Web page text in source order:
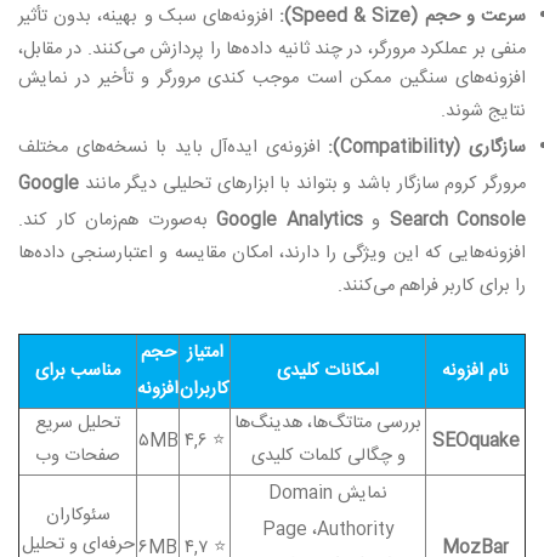
سرعت و حجم (Speed & Size):
افزونه‌های سبک و بهینه، بدون تأثیر
منفی بر عملکرد مرورگر، در چند ثانیه داده‌ها را پردازش می‌کنند. در مقابل،
افزونه‌های سنگین ممکن است موجب کندی مرورگر و تأخیر در نمایش
نتایج شوند.
سازگاری(Compatibility):
افزونه‌ی ایده‌آل باید با نسخه‌های مختلف
مرورگر کروم سازگار باشد و بتواند با ابزارهای تحلیلی دیگر مانند Google
Search Console وGoogle Analytics به‌صورت هم‌زمان کار کند.
افزونه‌هایی که این ویژگی را دارند، امکان مقایسه و اعتبارسنجی داده‌ها
را برای کاربر فراهم می‌کنند.
نام افزونه امکانات کلیدی
امتیاز
کاربران
حجم
افزونه
مناسب برای
SEOquake
بررسی متاتگ‌ها، هدینگ‌ها
و چگالی کلمات کلیدی
⭐ ۵MB
تحلیل سریع
صفحات وب
MozBar
نمایش Domain
Authority، Page
⭐ ۶MB
سئوکاران
حرفه‌ای و تحلیل